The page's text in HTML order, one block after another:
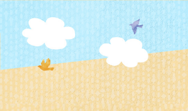
コ
ツ
ス
キ
ッ
プ